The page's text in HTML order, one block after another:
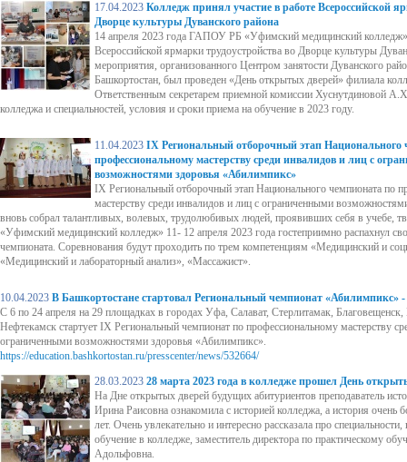
17.04.2023 Колледж принял участие в работе Всероссийской
Дворце культуры Дуванского района
14 апреля 2023 года ГАПОУ РБ «Уфимский медицинский колледж»
Всероссийской ярмарки трудоустройства во Дворце культуры
мероприятия, организованного Центром занятости Дуванского
Башкортостан, был проведен «День открытых дверей» филиала
Ответственным секретарем приемной комиссии Хуснутдиновой
колледжа и специальностей, условия и сроки приема на обучение в 2023 году.
11.04.2023 IX Региональный отборочный этап Национального
профессиональному мастерству среди инвалидов и лиц с
возможностями здоровья «Абилимпикс»
IX Региональный отборочный этап Национального чемпионата по
мастерству среди инвалидов и лиц с ограниченными
вновь собрал талантливых, волевых, трудолюбивых людей, проявивших себя в учебе,
«Уфимский медицинский колледж» 11- 12 апреля 2023 года гостеприимно распахнул
чемпионата. Соревнования будут проходить по трем компетенциям «Медицинский и
«Медицинский и лабораторный анализ», «Массажист».
10.04.2023 В Башкортостане стартовал Региональный чемпионат «Абилимпикс» -
С 6 по 24 апреля на 29 площадках в городах Уфа, Салават, Стерлитамак,
Нефтекамск стартует IХ Региональный чемпионат по профессиональному мастерству
ограниченными возможностями здоровья «Абилимпикс».
https://education.bashkortostan.ru/presscenter/news/532664/
28.03.2023 28 марта 2023 года в колледже прошел День
На Дне открытых дверей будущих абитуриентов преподаватель
Ирина Раисовна ознакомила с историей колледжа, а история очень
лет. Очень увлекательно и интересно рассказала про
обучение в колледже, заместитель директора по практическому
Адольфовна.